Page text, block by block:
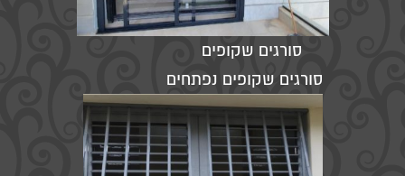
סורגים שקופים
סורגים שקופים נפתחים